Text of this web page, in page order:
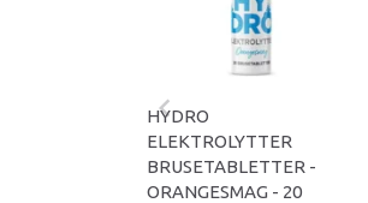
HYDRO
ELEKTROLYTTER
BRUSETABLETTER -
ORANGESMAG - 20